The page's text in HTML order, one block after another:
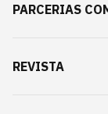
PARCERIAS
REVISTA